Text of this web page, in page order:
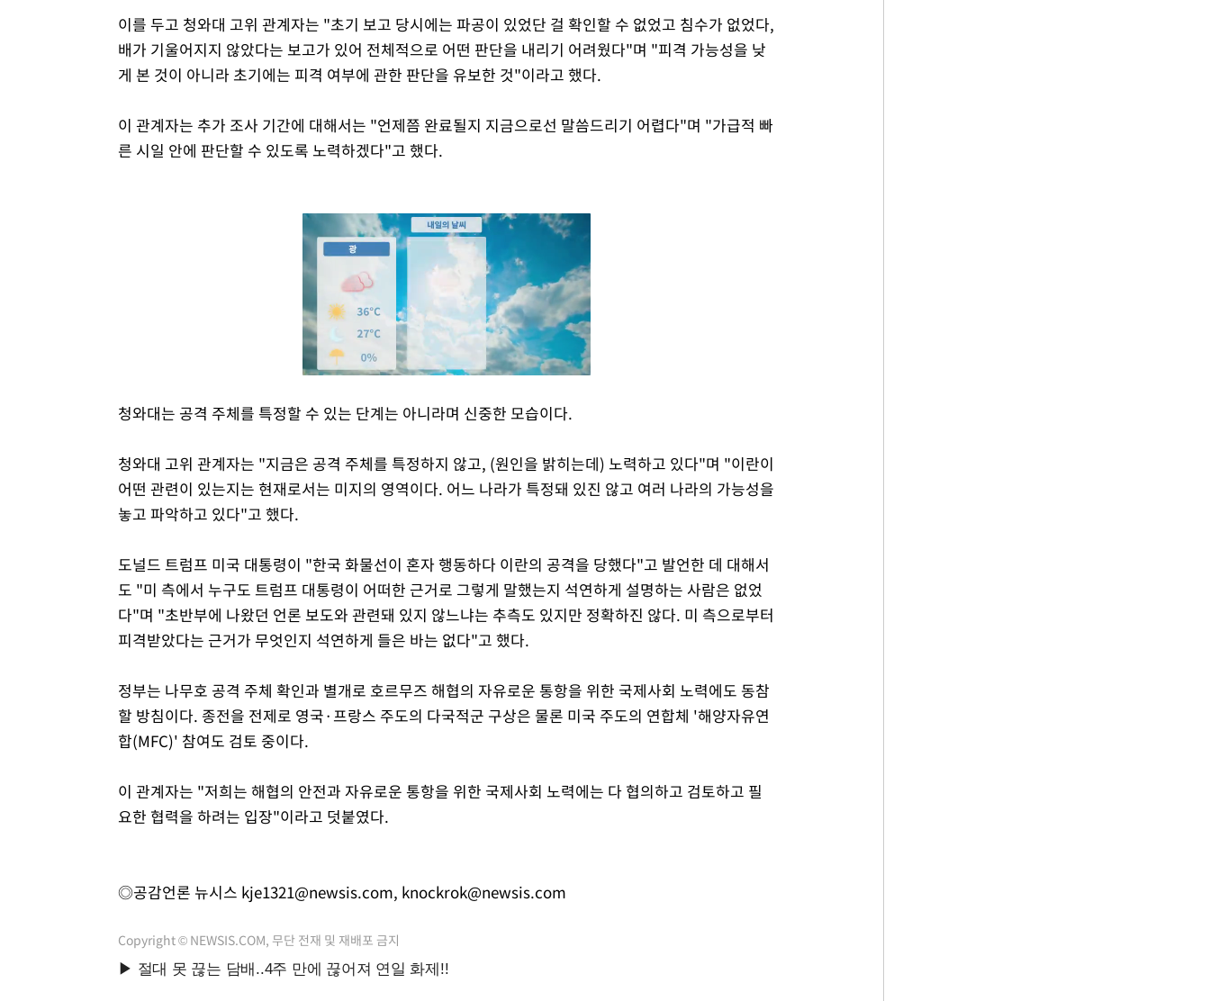
이를 두고 청와대 고위 관계자는 "초기 보고 당시에는 파공이 있었단 걸 확인할 수 없었고 침수가 없었다,
배가 기울어지지 않았다는 보고가 있어 전체적으로 어떤 판단을 내리기 어려웠다"며 "피격 가능성을 낮
게 본 것이 아니라 초기에는 피격 여부에 관한 판단을 유보한 것"이라고 했다.
이 관계자는 추가 조사 기간에 대해서는 "언제쯤 완료될지 지금으로선 말씀드리기 어렵다"며 "가급적 빠
른 시일 안에 판단할 수 있도록 노력하겠다"고 했다.
청와대는 공격 주체를 특정할 수 있는 단계는 아니라며 신중한 모습이다.
청와대 고위 관계자는 "지금은 공격 주체를 특정하지 않고, (원인을 밝히는데) 노력하고 있다"며 "이란이
어떤 관련이 있는지는 현재로서는 미지의 영역이다. 어느 나라가 특정돼 있진 않고 여러 나라의 가능성을
놓고 파악하고 있다"고 했다.
도널드 트럼프 미국 대통령이 "한국 화물선이 혼자 행동하다 이란의 공격을 당했다"고 발언한 데 대해서
도 "미 측에서 누구도 트럼프 대통령이 어떠한 근거로 그렇게 말했는지 석연하게 설명하는 사람은 없었
다"며 "초반부에 나왔던 언론 보도와 관련돼 있지 않느냐는 추측도 있지만 정확하진 않다. 미 측으로부터
피격받았다는 근거가 무엇인지 석연하게 들은 바는 없다"고 했다.
정부는 나무호 공격 주체 확인과 별개로 호르무즈 해협의 자유로운 통항을 위한 국제사회 노력에도 동참
할 방침이다. 종전을 전제로 영국·프랑스 주도의 다국적군 구상은 물론 미국 주도의 연합체 '해양자유연
합(MFC)' 참여도 검토 중이다.
이 관계자는 "저희는 해협의 안전과 자유로운 통항을 위한 국제사회 노력에는 다 협의하고 검토하고 필
요한 협력을 하려는 입장"이라고 덧붙였다.
◎공감언론 뉴시스 kje1321@newsis.com, knockrok@newsis.com
Copyright © NEWSIS.COM, 무단 전재 및 재배포 금지